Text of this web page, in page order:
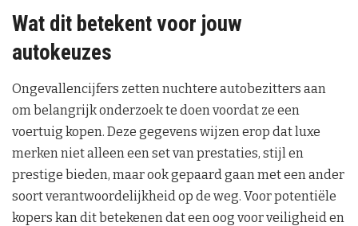
Wat dit betekent voor jouw
autokeuzes
Ongevallencijfers zetten nuchtere autobezitters aan
om belangrijk onderzoek te doen voordat ze een
voertuig kopen. Deze gegevens wijzen erop dat luxe
merken niet alleen een set van prestaties, stijl en
prestige bieden, maar ook gepaard gaan met een ander
soort verantwoordelijkheid op de weg. Voor potentiële
kopers kan dit betekenen dat een oog voor veiligheid en